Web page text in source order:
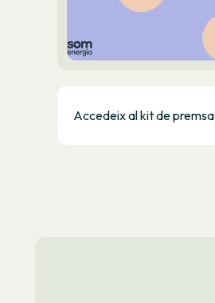
Accedeix al kit de premsa